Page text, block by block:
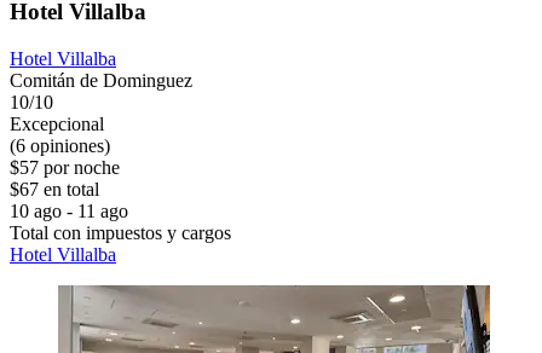
Hotel Villalba
Hotel Villalba
Comitán de Dominguez
10/10
Excepcional
(6 opiniones)
$57 por noche
$67 en total
10 ago - 11 ago
Total con impuestos y cargos
Hotel Villalba